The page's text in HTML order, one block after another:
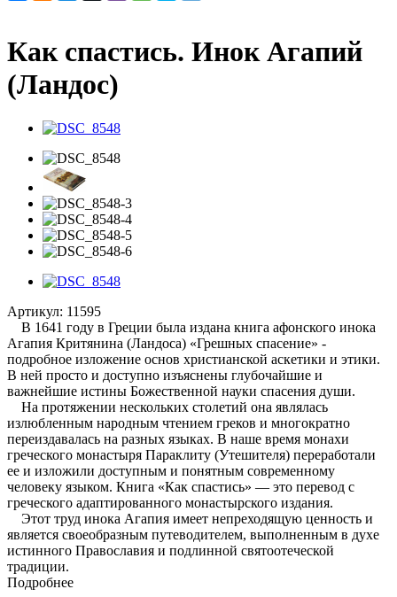
Как спастись. Инок Агапий
(Ландос)
Артикул: 11595
В 1641 году в Греции была издана книга афонского инока
Агапия Критянина (Ландоса) «Грешных спасение» -
подробное изложение основ христианской аскетики и этики.
В ней просто и доступно изъяснены глубочайшие и
важнейшие истины Божественной науки спасения души.
На протяжении нескольких столетий она являлась
излюбленным народным чтением греков и многократно
переиздавалась на разных языках. В наше время монахи
греческого монастыря Параклиту (Утешителя) переработали
ее и изложили доступным и понятным современному
человеку языком. Книга «Как спастись» — это перевод с
греческого адаптированного монастырского издания.
Этот труд инока Агапия имеет непреходящую ценность и
является своеобразным путеводителем, выполненным в духе
истинного Православия и подлинной святоотеческой
традиции.
Подробнее